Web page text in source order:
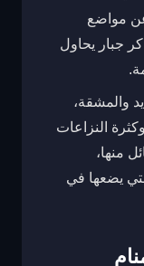
عن مواضع
جبار يحاول
والمشقة،
النزاعات
منها،
يضعها في